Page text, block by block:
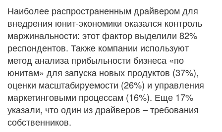
Наиболее распространенным драйвером для
внедрения юнит-экономики оказался контроль
маржинальности: этот фактор выделили 82%
респондентов. Также компании используют
метод анализа прибыльности бизнеса «по
юнитам» для запуска новых продуктов (37%),
оценки масштабируемости (26%) и управления
маркетинговыми процессам (16%). Еще 17%
указали, что один из драйверов – требования
собственников.